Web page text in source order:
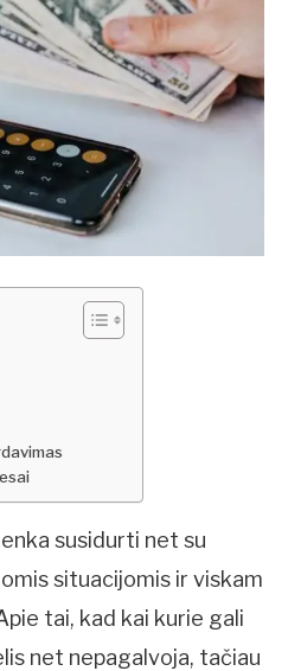
susidurti net su
situacijomis ir viskam
tai, kad kai kurie gali
net nepagalvoja, tačiau